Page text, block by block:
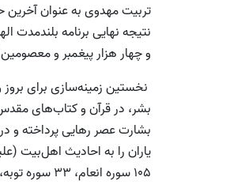
تربيت مهدوى به عنوان آخرين
نتيجه نهایى برنامه
و چهار هزار پيغمبر و
نخستین زمينه‌سازی برای بروز
بشر، در قرآن و كتاب‌هاى
بشارت عصر رهايى پرداخته و
105 سوره انعام، 33 سوره توبه، 28 سوره فتح، 9 سوره صف، 81 سوره اسراء، 61 سوره زخرف و... [1]